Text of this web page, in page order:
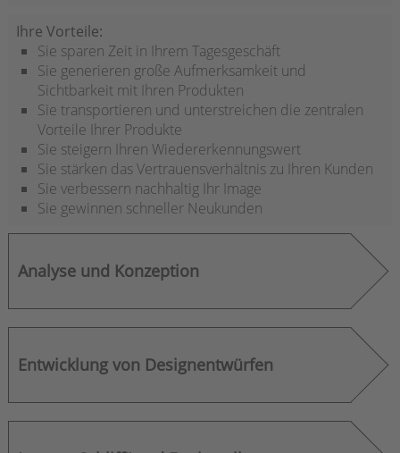
Ihre Vorteile:
Sie sparen Zeit in Ihrem Tagesgeschäft
Sie generieren große Aufmerksamkeit und
Sichtbarkeit mit Ihren Produkten
Sie transportieren und unterstreichen die zentralen
Vorteile Ihrer Produkte
Sie steigern Ihren Wiedererkennungswert
Sie stärken das Vertrauensverhältnis zu Ihren Kunden
Sie verbessern nachhaltig Ihr Image
Sie gewinnen schneller Neukunden
Analyse und Konzeption
Entwicklung von Designentwürfen